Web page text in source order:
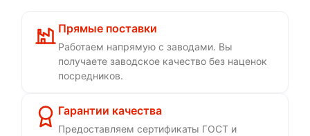
Прямые поставки
Работаем напрямую с заводами. Вы
получаете заводское качество без наценок
посредников.
Гарантии качества
Предоставляем сертификаты ГОСТ и